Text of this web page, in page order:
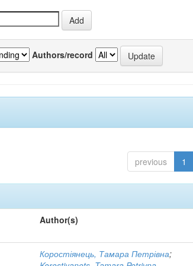
Authors/record
previous 1
Author(s)
Коростіянець, Тамара Петрівна;